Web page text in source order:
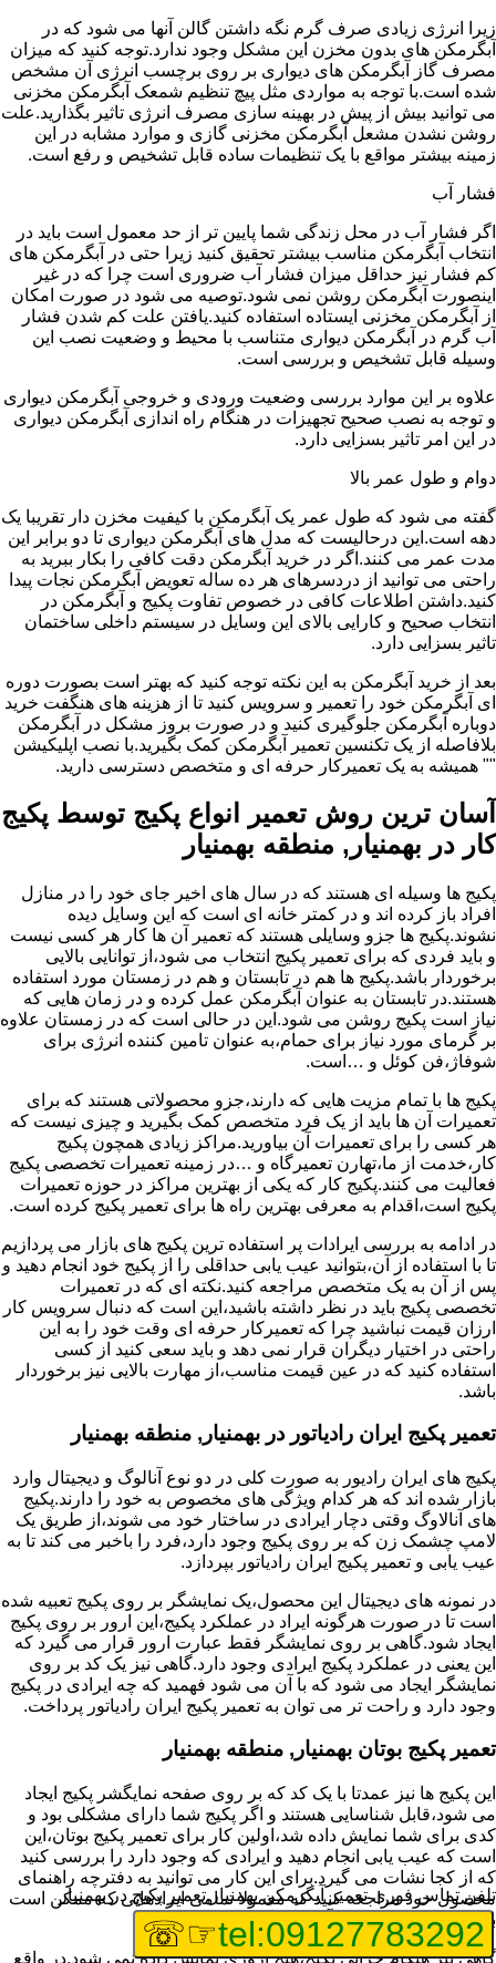
زیرا انرژی زیادی صرف گرم نگه داشتن گالن آنها می شود که در
آبگرمکن های بدون مخزن این مشکل وجود ندارد.توجه کنید که میزان
مصرف گاز آبگرمکن های دیواری بر روی برچسب انرژی آن مشخص
شده است.با توجه به مواردی مثل پیچ تنظیم شمعک آبگرمکن مخزنی
می توانید بیش از پیش در بهینه سازی مصرف انرژی تاثیر بگذارید.علت
روشن نشدن مشعل آبگرمکن مخزنی گازی و موارد مشابه در این
زمینه بیشتر مواقع با یک تنظیمات ساده قابل تشخیص و رفع است.
فشار آب
اگر فشار آب در محل زندگی شما پایین تر از حد معمول است باید در
انتخاب آبگرمکن مناسب بیشتر تحقیق کنید زیرا حتی در آبگرمکن های
کم فشار نیز حداقل میزان فشار آب ضروری است چرا که در غیر
اینصورت آبگرمکن روشن نمی شود.توصیه می شود در صورت امکان
از آبگرمکن مخزنی ایستاده استفاده کنید.یافتن علت کم شدن فشار
آب گرم در آبگرمکن دیواری متناسب با محیط و وضعیت نصب این
وسیله قابل تشخیص و بررسی است.
علاوه بر این موارد بررسی وضعیت ورودی و خروجی آبگرمکن دیواری
و توجه به نصب صحیح تجهیزات در هنگام راه اندازی آبگرمکن دیواری
در این امر تاثیر بسزایی دارد.
دوام و طول عمر بالا
گفته می شود که طول عمر یک آبگرمکن با کیفیت مخزن دار تقریبا یک
دهه است.این درحالیست که مدل های آبگرمکن دیواری تا دو برابر این
مدت عمر می کنند.اگر در خرید آبگرمکن دقت کافی را بکار ببرید به
راحتی می توانید از دردسرهای هر ده ساله تعویض آبگرمکن نجات پیدا
کنید.داشتن اطلاعات کافی در خصوص تفاوت پکیج و آبگرمکن در
انتخاب صحیح و کارایی بالای این وسایل در سیستم داخلی ساختمان
تاثیر بسزایی دارد.
بعد از خرید آبگرمکن به این نکته توجه کنید که بهتر است بصورت دوره
ای آبگرمکن خود را تعمیر و سرویس کنید تا از هزینه های هنگفت خرید
دوباره آبگرمکن جلوگیری کنید و در صورت بروز مشکل در آبگرمکن
بلافاصله از یک تکنسین تعمیر آبگرمکن کمک بگیرید.با نصب اپلیکیشن
"" همیشه به یک تعمیرکار حرفه ای و متخصص دسترسی دارید.
آسان ترین روش تعمیر انواع پکیج توسط پکیج
کار در بهمنیار, منطقه بهمنیار
پکیج ها وسیله ای هستند که در سال های اخیر جای خود را در منازل
افراد باز کرده اند و در کمتر خانه ای است که این وسایل دیده
نشوند.پکیج ها جزو وسایلی هستند که تعمیر آن ها کار هر کسی نیست
و باید فردی که برای تعمیر پکیج انتخاب می شود،از توانایی بالایی
برخوردار باشد.پکیج ها هم در تابستان و هم در زمستان مورد استفاده
هستند.در تابستان به عنوان آبگرمکن عمل کرده و در زمان هایی که
نیاز است پکیج روشن می شود.این در حالی است که در زمستان علاوه
بر گرمای مورد نیاز برای حمام،به عنوان تامین کننده انرژی برای
شوفاژ،فن کوئل و …است.
پکیج ها با تمام مزیت هایی که دارند،جزو محصولاتی هستند که برای
تعمیرات آن ها باید از یک فرد متخصص کمک بگیرید و چیزی نیست که
هر کسی را برای تعمیرات آن بیاورید.مراکز زیادی همچون پکیج
کار،خدمت از ما،تهارن تعمیرگاه و …در زمینه تعمیرات تخصصی پکیج
فعالیت می کنند.پکیج کار که یکی از بهترین مراکز در حوزه تعمیرات
پکیج است،اقدام به معرفی بهترین راه ها برای تعمیر پکیج کرده است.
در ادامه به بررسی ایرادات پر استفاده ترین پکیج های بازار می پردازیم
تا با استفاده از آن،بتوانید عیب یابی حداقلی را از پکیج خود انجام دهید و
پس از آن به یک متخصص مراجعه کنید.نکته ای که در تعمیرات
تخصصی پکیج باید در نظر داشته باشید،این است که دنبال سرویس کار
ارزان قیمت نباشید چرا که تعمیرکار حرفه ای وقت خود را به این
راحتی در اختیار دیگران قرار نمی دهد و باید سعی کنید از کسی
استفاده کنید که در عین قیمت مناسب،از مهارت بالایی نیز برخوردار
باشد.
تعمیر پکیج ایران رادیاتور در بهمنیار, منطقه بهمنیار
پکیج های ایران رادیور به صورت کلی در دو نوع آنالوگ و دیجیتال وارد
بازار شده اند که هر کدام ویژگی های مخصوص به خود را دارند.پکیج
های آنالاوگ وقتی دچار ایرادی در ساختار خود می شوند،از طریق یک
لامپ چشمک زن که بر روی پکیج وجود دارد،فرد را باخبر می کند تا به
عیب یابی و تعمیر پکیج ایران رادیاتور بپردازد.
در نمونه های دیجیتال این محصول،یک نمایشگر بر روی پکیج تعبیه شده
است تا در صورت هرگونه ایراد در عملکرد پکیج،این ارور بر روی پکیج
ایجاد شود.گاهی بر روی نمایشگر فقط عبارت ارور قرار می گیرد که
این یعنی در عملکرد پکیج ایرادی وجود دارد.گاهی نیز یک کد بر روی
نمایشگر ایجاد می شود که با آن می شود فهمید که چه ایرادی در پکیج
وجود دارد و راحت تر می توان به تعمیر پکیج ایران رادیاتور پرداخت.
تعمیر پکیج بوتان بهمنیار, منطقه بهمنیار
این پکیج ها نیز عمدتا با یک کد که بر روی صفحه نمایگشر پکیج ایجاد
می شود،قابل شناسایی هستند و اگر پکیج شما دارای مشکلی بود و
کدی برای شما نمایش داده شد،اولین کار برای تعمیر پکیج بوتان،این
است که عیب یابی انجام دهید و ایرادی که وجود دارد را بررسی کنید
که از کجا نشات می گیرد.برای این کار می توانید به دفترچه راهنمای
محصول خود مراجعه کنید که معمولا تمامی ایرادهایی که ممکن است
برای پکیج پیش بیاید در آن قرار گرفته است.
گاهی نیز هنگام خرابی پکیج،هیچ اروری نمایش داده نمی شود.در واقع
تلفن تماس فوریتعمیر آبگرمکن بهمنیار,تعمیر پکیج در بهمنیار
tel:09127783292
☞☏